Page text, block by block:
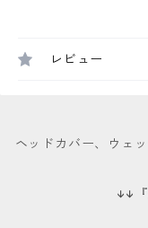
レビュー
ヘッドカバー、ウェ
↓↓